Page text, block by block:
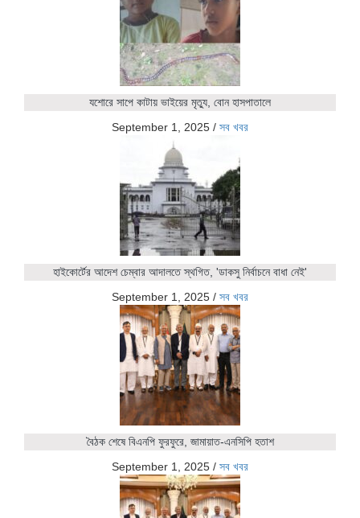
যশোরে সাপে কাটায় ভাইয়ের মৃত্যু, বোন হাসপাতালে
September 1, 2025 / সব খবর
হাইকোর্টের আদেশ চেম্বার আদালতে স্থগিত, 'ডাকসু নির্বাচনে বাধা নেই'
September 1, 2025 / সব খবর
বৈঠক শেষে বিএনপি ফুরফুরে, জামায়াত-এনসিপি হতাশ
September 1, 2025 / সব খবর